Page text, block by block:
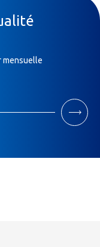
mensuelle